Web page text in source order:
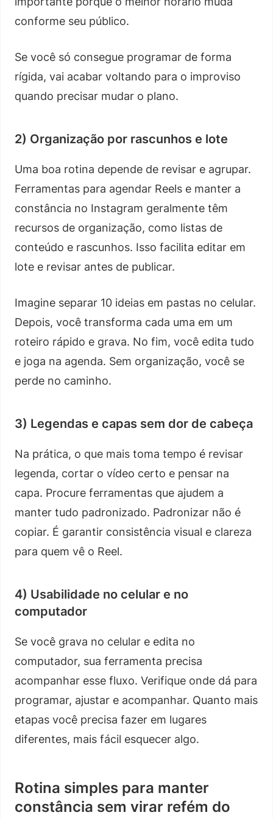
conforme seu público.
Se você só consegue programar de forma
rígida, vai acabar voltando para o improviso
quando precisar mudar o plano.
2) Organização por rascunhos e lote
Uma boa rotina depende de revisar e agrupar.
Ferramentas para agendar Reels e manter a
constância no Instagram geralmente têm
recursos de organização, como listas de
conteúdo e rascunhos. Isso facilita editar em
lote e revisar antes de publicar.
Imagine separar 10 ideias em pastas no celular.
Depois, você transforma cada uma em um
roteiro rápido e grava. No fim, você edita tudo
e joga na agenda. Sem organização, você se
perde no caminho.
3) Legendas e capas sem dor de cabeça
Na prática, o que mais toma tempo é revisar
legenda, cortar o vídeo certo e pensar na
capa. Procure ferramentas que ajudem a
manter tudo padronizado. Padronizar não é
copiar. É garantir consistência visual e clareza
para quem vê o Reel.
4) Usabilidade no celular e no
computador
Se você grava no celular e edita no
computador, sua ferramenta precisa
acompanhar esse fluxo. Verifique onde dá para
programar, ajustar e acompanhar. Quanto mais
etapas você precisa fazer em lugares
diferentes, mais fácil esquecer algo.
Rotina simples para manter
constância sem virar refém do